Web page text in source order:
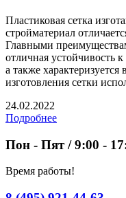
Пластиковая сетка
стройматериал
Главными
отличная устойчивость
а также
изготовления сетки
24.02.2022
Подробнее
Пон - Пят / 9:00 -
Время работы!